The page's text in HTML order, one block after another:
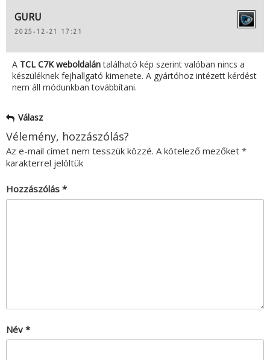
GURU
2025-12-21 17:21
A TCL C7K weboldalántalálható kép szerint valóban nincs a
készüléknek fejhallgató kimenete. A gyártóhoz intézett kérdést
nem áll módunkban továbbítani.
Válasz
Vélemény, hozzászólás?
Az e-mail címet nem tesszük közzé. A kötelező mezőket *
karakterrel jelöltük
Hozzászólás *
Név *